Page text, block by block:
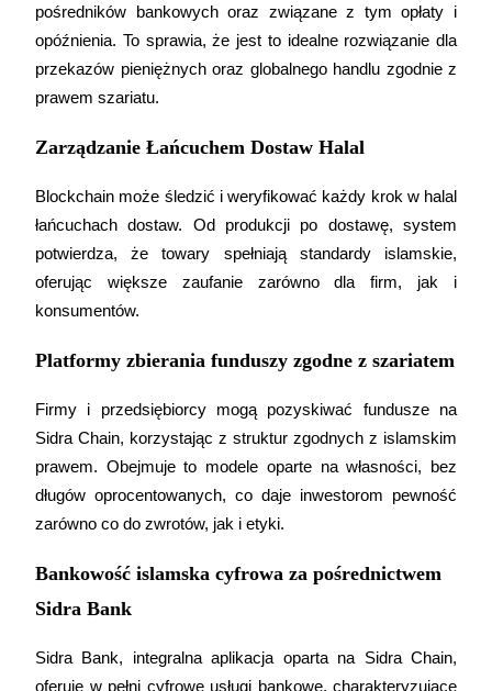
Stawianie
Elastyczne stawianie zakładów, aby zarabiać na popularnych
Blokady BTR
Ekskluzywne inwestycje dla posiadaczy BTR
pośredników bankowych oraz związane z tym opłaty i
opóźnienia. To sprawia, że jest to idealne rozwiązanie dla
przekazów pieniężnych oraz globalnego handlu zgodnie z
prawem szariatu.
Zarządzanie Łańcuchem Dostaw Halal
Blockchain może śledzić i weryfikować każdy krok w halal
łańcuchach dostaw. Od produkcji po dostawę, system
potwierdza, że towary spełniają standardy islamskie,
oferując większe zaufanie zarówno dla firm, jak i
konsumentów.
Platformy zbierania funduszy zgodne z szariatem
Firmy i przedsiębiorcy mogą pozyskiwać fundusze na
Sidra Chain, korzystając z struktur zgodnych z islamskim
prawem. Obejmuje to modele oparte na własności, bez
długów oprocentowanych, co daje inwestorom pewność
zarówno co do zwrotów, jak i etyki.
Bankowość islamska cyfrowa za pośrednictwem
Sidra Bank
Sidra Bank, integralna aplikacja oparta na Sidra Chain,
oferuje w pełni cyfrowe usługi bankowe, charakteryzujące